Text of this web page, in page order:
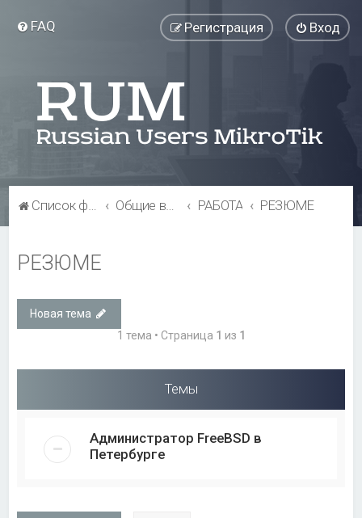
FAQ Вход
Регистрация
Список форумов Общие вопросы РАБОТА РЕЗЮМЕ
РЕЗЮМЕ
Новая тема
1 тема • Страница 1 из 1
Темы
Администратор FreeBSD в
Петербурге